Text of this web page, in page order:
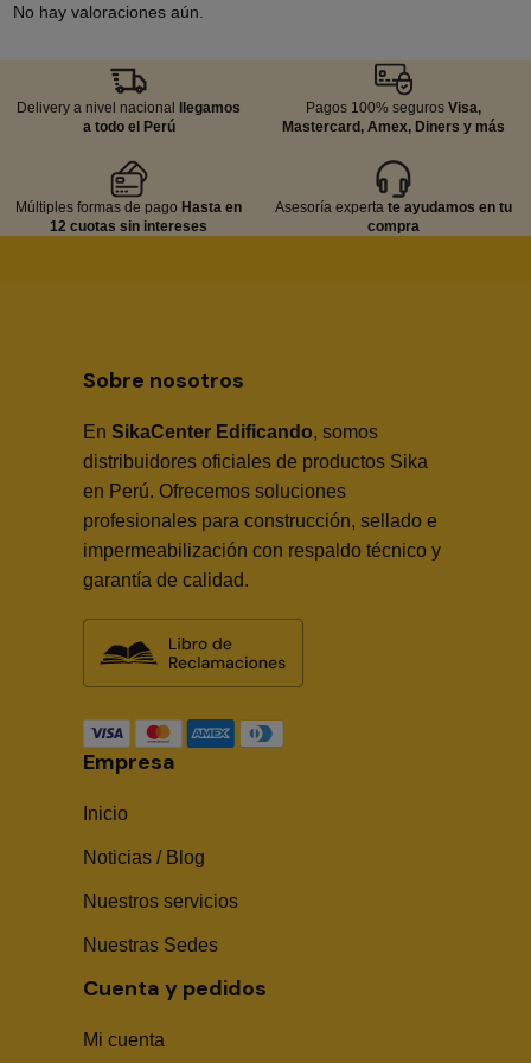
No hay valoraciones aún.
Delivery a nivel nacional
llegamos
a todo el Perú
Múltiples formas de pago Hasta en
12 cuotas sin intereses
Pagos 100% seguros Visa,
Mastercard, Amex, Diners y más
Asesoría experta te ayudamos en tu
compra
Sobre nosotros
En SikaCenter Edificando, somos
distribuidores oficiales de productos Sika
en Perú. Ofrecemos soluciones
profesionales para construcción, sellado e
impermeabilización con respaldo técnico y
garantía de calidad.
Empresa
Inicio
Noticias / Blog
Nuestros servicios
Nuestras Sedes
Cuenta y pedidos
Mi cuenta